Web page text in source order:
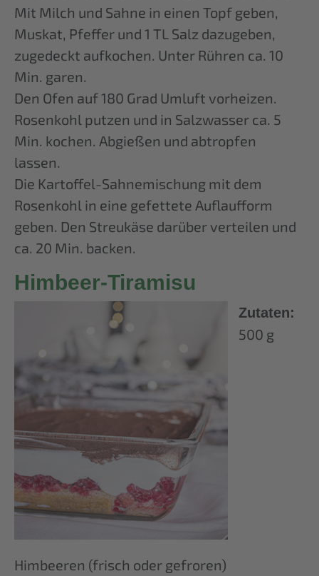
Mit Milch und Sahne in einen Topf geben,
Muskat, Pfeffer und 1 TL Salz dazugeben,
zugedeckt aufkochen. Unter Rühren ca. 10
Min. garen.
Den Ofen auf 180 Grad Umluft vorheizen.
Rosenkohl putzen und in Salzwasser ca. 5
Min. kochen. Abgießen und abtropfen
lassen.
Die Kartoffel-Sahnemischung mit dem
Rosenkohl in eine gefettete Auflaufform
geben. Den Streukäse darüber verteilen und
ca. 20 Min. backen.
Himbeer-Tiramisu
Zutaten:
500 g
Himbeeren (frisch oder gefroren)